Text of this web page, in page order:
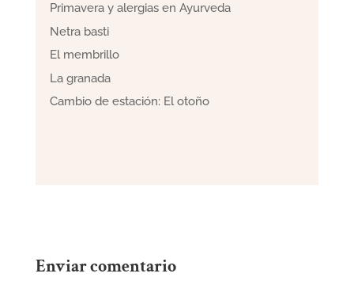
Primavera y alergias en Ayurveda
Netra basti
El membrillo
La granada
Cambio de estación: El otoño
Enviar comentario